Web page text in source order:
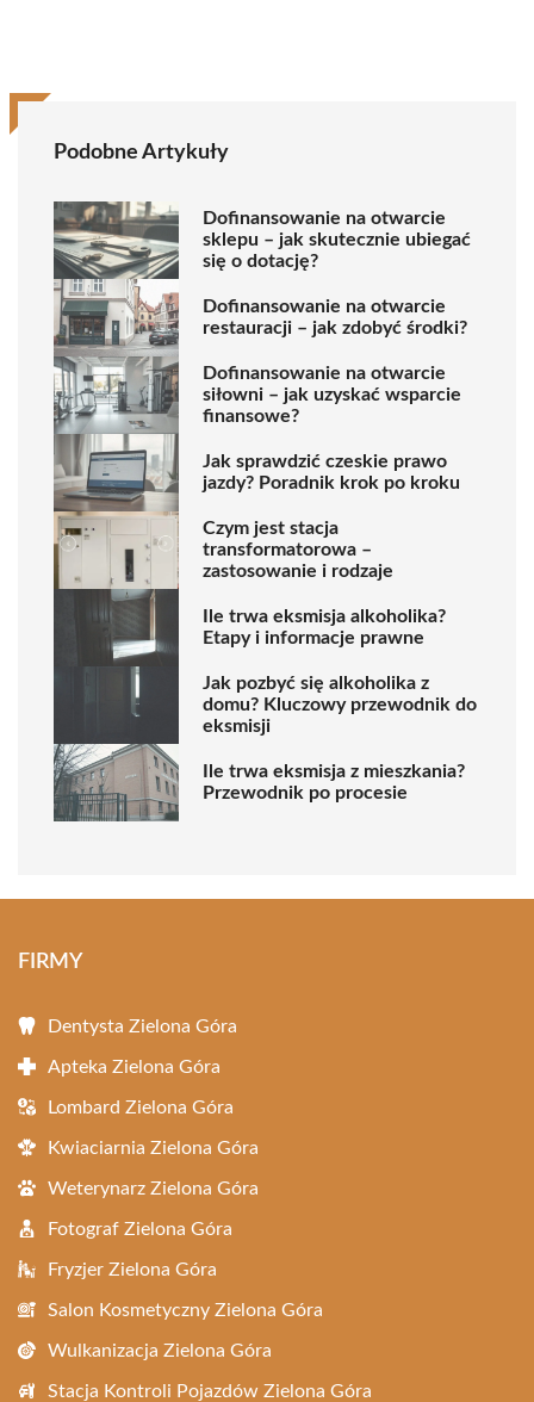
Podobne Artykuły
Dofinansowanie na otwarcie
sklepu – jak skutecznie ubiegać
się o dotację?
Dofinansowanie na otwarcie
restauracji – jak zdobyć środki?
Dofinansowanie na otwarcie
siłowni – jak uzyskać wsparcie
finansowe?
Jak sprawdzić czeskie prawo
jazdy? Poradnik krok po kroku
Czym jest stacja
transformatorowa –
zastosowanie i rodzaje
Ile trwa eksmisja alkoholika?
Etapy i informacje prawne
Jak pozbyć się alkoholika z
domu? Kluczowy przewodnik do
eksmisji
Ile trwa eksmisja z mieszkania?
Przewodnik po procesie
FIRMY
Dentysta Zielona Góra
Apteka Zielona Góra
Lombard Zielona Góra
Kwiaciarnia Zielona Góra
Weterynarz Zielona Góra
Fotograf Zielona Góra
Fryzjer Zielona Góra
Salon Kosmetyczny Zielona Góra
Wulkanizacja Zielona Góra
Stacja Kontroli Pojazdów Zielona Góra